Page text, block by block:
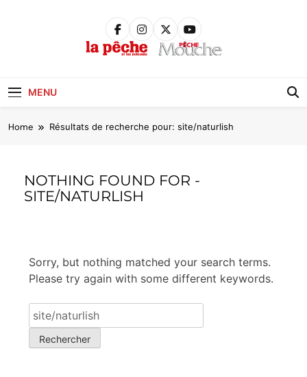
MENU
Home Résultats de recherche pour: site/naturlish
NOTHING FOUND FOR -
SITE/NATURLISH
Sorry, but nothing matched your search terms.
Please try again with some different keywords.
Rechercher :